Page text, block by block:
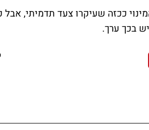
ככזה שעיקרו צעד תדמיתי,
בכך ערך.
6